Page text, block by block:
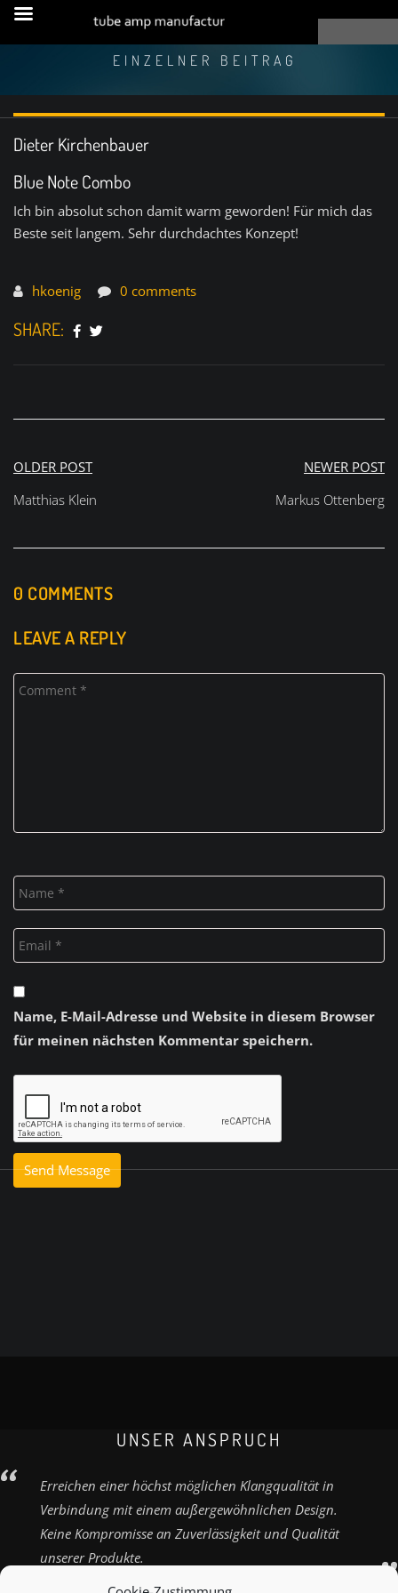
EINZELNER BEITRAG
Dieter Kirchenbauer
Blue Note Combo
Ich bin absolut schon damit warm geworden! Für mich das
Beste seit langem. Sehr durchdachtes Konzept!
hkoenig 0 comments
SHARE:
Beitragsnavigation
OLDER POST
Matthias Klein
NEWER POST
Markus Ottenberg
0 COMMENTS
LEAVE A REPLY
Name, E-Mail-Adresse und Website in diesem Browser
für meinen nächsten Kommentar speichern.
UNSER ANSPRUCH
Erreichen einer höchst möglichen Klangqualität in
Verbindung mit einem außergewöhnlichen Design.
Keine Kompromisse an Zuverlässigkeit und Qualität
unserer Produkte.